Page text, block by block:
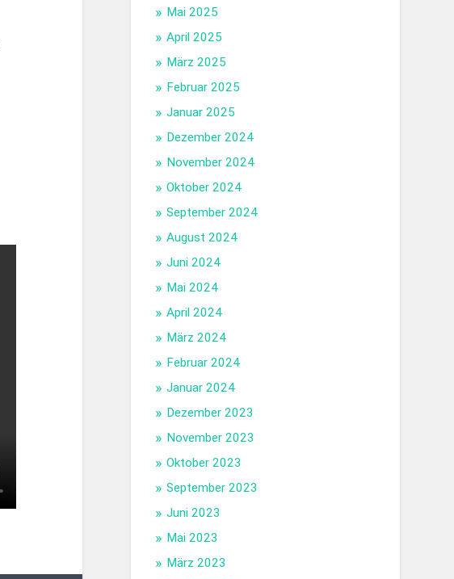
Mai 2025
April 2025
März 2025
Februar 2025
Januar 2025
Dezember 2024
November 2024
Oktober 2024
September 2024
August 2024
Juni 2024
Mai 2024
April 2024
März 2024
Februar 2024
Januar 2024
Dezember 2023
November 2023
Oktober 2023
September 2023
Juni 2023
Mai 2023
März 2023